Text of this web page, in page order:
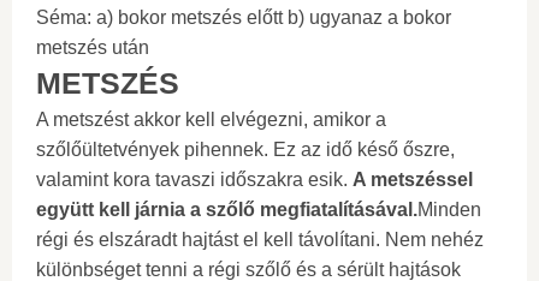
Séma: a) bokor metszés előtt b) ugyanaz a bokor
metszés után
METSZÉS
A metszést akkor kell elvégezni, amikor a
szőlőültetvények pihennek. Ez az idő késő őszre,
valamint kora tavaszi időszakra esik. A metszéssel
együtt kell járnia a szőlő megfiatalításával.Minden
régi és elszáradt hajtást el kell távolítani. Nem nehéz
különbséget tenni a régi szőlő és a sérült hajtások